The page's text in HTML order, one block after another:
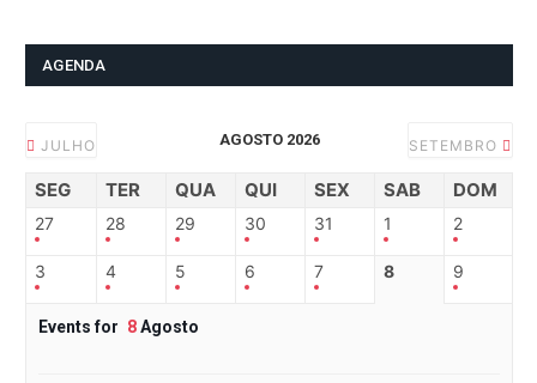
AGENDA
JULHO AGOSTO 2026 SETEMBRO
SEG TER QUA QUI SEX SAB DOM
27 28 29 30 31 1 2
3 4 5 6 7 8 9
Events for 8Agosto